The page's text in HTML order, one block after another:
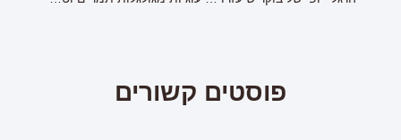
פוסטים קשורים